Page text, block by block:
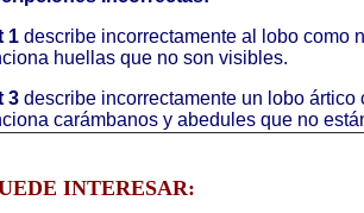
1 describe incorrectamente al lobo como
huellas que no son visibles.
3 describe incorrectamente un lobo
carámbanos y abedules que no
INTERESAR: